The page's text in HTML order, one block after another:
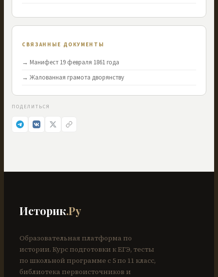
СВЯЗАННЫЕ ДОКУМЕНТЫ
→ Манифест 19 февраля 1861 года
→ Жалованная грамота дворянству
ПОДЕЛИТЬСЯ
Историк.Ру
Образовательная платформа по
истории. Курс подготовки к ЕГЭ, тесты
по школьной программе с 5 по 11 класс,
библиотека первоисточников и